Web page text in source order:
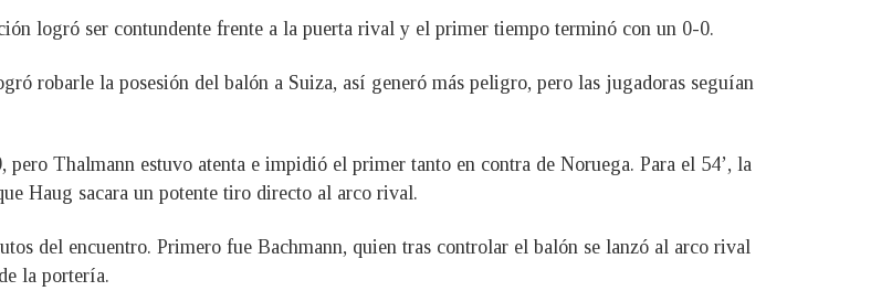
logró ser contundente frente a la puerta rival y el primer tiempo terminó con un 0-0.
robarle la posesión del balón a Suiza, así generó más peligro, pero las jugadoras seguían
Thalmann estuvo atenta e impidió el primer tanto en contra de Noruega. Para el 54’, la
Haug sacara un potente tiro directo al arco rival.
del encuentro. Primero fue Bachmann, quien tras controlar el balón se lanzó al arco rival
la portería.